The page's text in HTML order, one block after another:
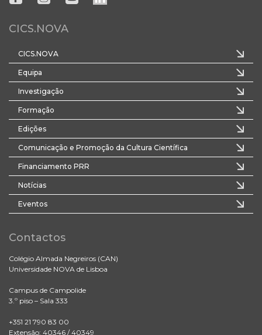
CICS.NOVA
CICS.NOVA
Equipa
Investigação
Formação
Edições
Comunicação e Promoção da Cultura Científica
Financiamento PRR
Notícias
Eventos
Contactos
Colégio Almada Negreiros (CAN)
Universidade NOVA de Lisboa
Campus de Campolide
3.º piso – Sala 333
+351 21 790 83 00
Extensão: 40346 / 40349